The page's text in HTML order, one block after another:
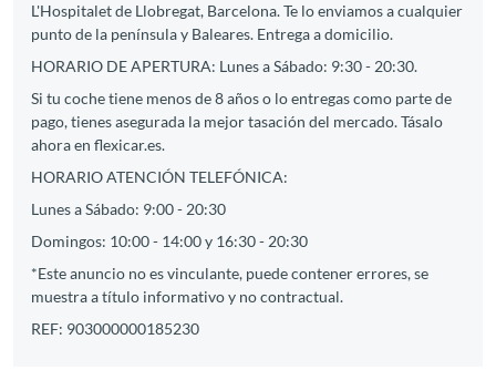
L'Hospitalet de Llobregat, Barcelona. Te lo enviamos a cualquier
punto de la península y Baleares. Entrega a domicilio.
HORARIO DE APERTURA: Lunes a Sábado: 9:30 - 20:30.
Si tu coche tiene menos de 8 años o lo entregas como parte de
pago, tienes asegurada la mejor tasación del mercado. Tásalo
ahora en flexicar.es.
HORARIO ATENCIÓN TELEFÓNICA:
Lunes a Sábado: 9:00 - 20:30
Domingos: 10:00 - 14:00 y 16:30 - 20:30
*Este anuncio no es vinculante, puede contener errores, se
muestra a título informativo y no contractual.
REF: 903000000185230